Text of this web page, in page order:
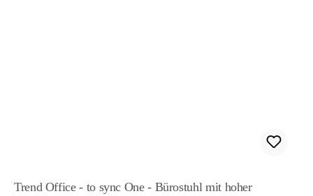
Trend Office - to sync One - Bürostuhl mit hoher